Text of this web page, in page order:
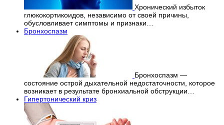
Хронический избыток
глюкокортикоидов, независимо от своей причины,
обусловливает симптомы и признаки…
Бронхоспазм
Бронхоспазм —
состояние острой дыхательной недостаточности, которое
возникает в результате бронхиальной обструкции…
Гипертонический криз